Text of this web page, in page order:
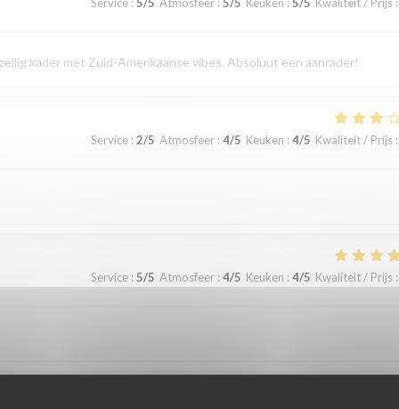
kader met Zuid-Amerikaanse vibes. Absoluut een aanrader!
Service: 2/5 Atmosfeer: 4/5 Keuken : 4/5 Kwaliteit / Prijs:
Service: 5/5 Atmosfeer: 4/5 Keuken : 4/5 Kwaliteit / Prijs: